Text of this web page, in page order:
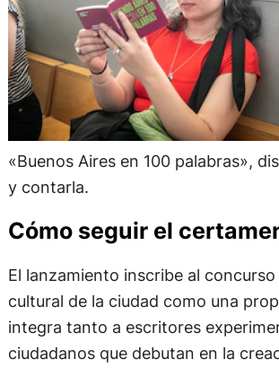
«Buenos Aires en 100 palabras»,
y contarla.
Cómo seguir el
El lanzamiento inscribe al
cultural de la ciudad como una
integra tanto a escritores
ciudadanos que debutan en la